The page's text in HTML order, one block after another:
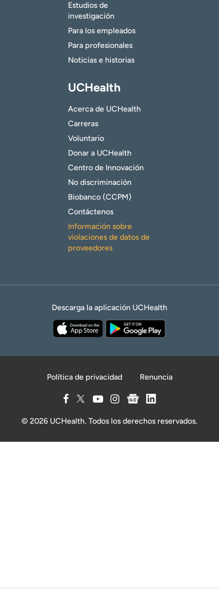
Estudios de
investigación
Para los empleados
Para profesionales
Noticias e historias
UCHealth
Acerca de UCHealth
Carreras
Voluntario
Donar a UCHealth
Centro de Innovación
No discriminación
Biobanco (CCPM)
Contáctenos
Información sobre
violaciones de datos de
proveedores
Descarga la aplicación UCHealth
Política de privacidad Renuncia
© 2026 UCHealth. Todos los derechos reservados.